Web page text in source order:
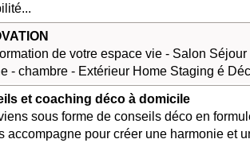
de votre espace vie - Salon
- chambre - Extérieur Home Staging é
et coaching déco à domicile
sous forme de conseils déco en
accompagne pour créer une harmonie et